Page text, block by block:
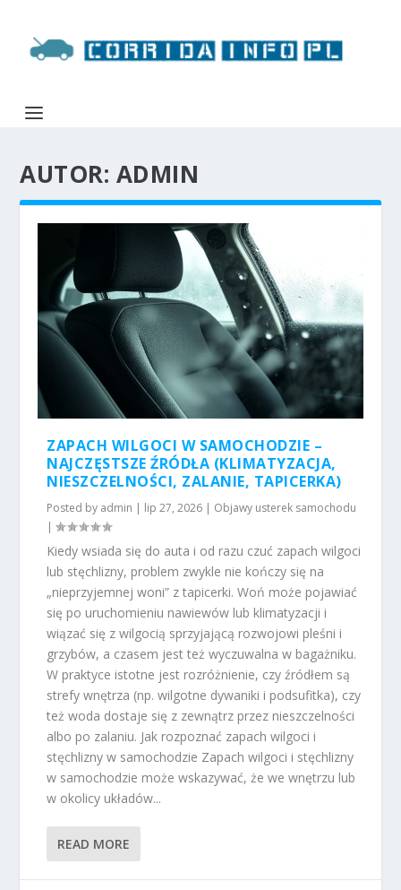
AUTOR: ADMIN
ZAPACH WILGOCI W SAMOCHODZIE –
NAJCZĘSTSZE ŹRÓDŁA (KLIMATYZACJA,
NIESZCZELNOŚCI, ZALANIE, TAPICERKA)
Posted by admin | lip 27, 2026 | Objawy usterek samochodu
|
Kiedy wsiada się do auta i od razu czuć zapach wilgoci
lub stęchlizny, problem zwykle nie kończy się na
„nieprzyjemnej woni” z tapicerki. Woń może pojawiać
się po uruchomieniu nawiewów lub klimatyzacji i
wiązać się z wilgocią sprzyjającą rozwojowi pleśni i
grzybów, a czasem jest też wyczuwalna w bagażniku.
W praktyce istotne jest rozróżnienie, czy źródłem są
strefy wnętrza (np. wilgotne dywaniki i podsufitka), czy
też woda dostaje się z zewnątrz przez nieszczelności
albo po zalaniu. Jak rozpoznać zapach wilgoci i
stęchlizny w samochodzie Zapach wilgoci i stęchlizny
w samochodzie może wskazywać, że we wnętrzu lub
w okolicy układów...
READ MORE